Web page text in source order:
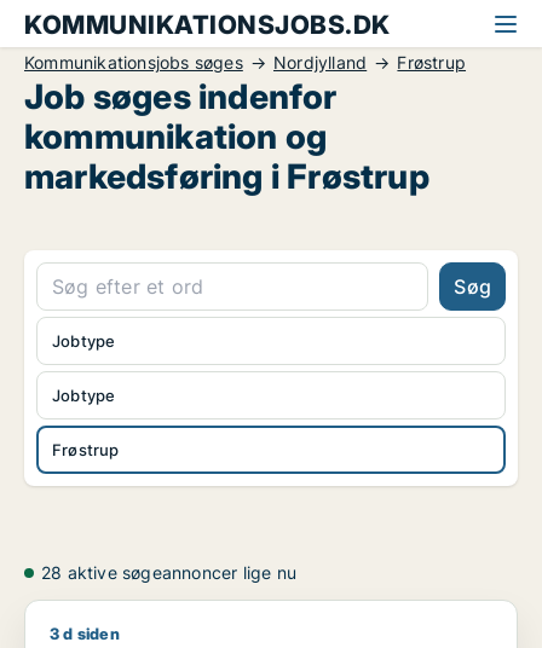
KOMMUNIKATIONSJOBS.DK
Kommunikationsjobs søges Nordjylland Frøstrup
Job søges indenfor
kommunikation og
markedsføring i Frøstrup
Søg
Jobtype
Frøstrup
Jobtype
28 aktive søgeannoncer lige nu
Erik søger job som tømrer/snedker / bygningsarbejder /
3 d siden